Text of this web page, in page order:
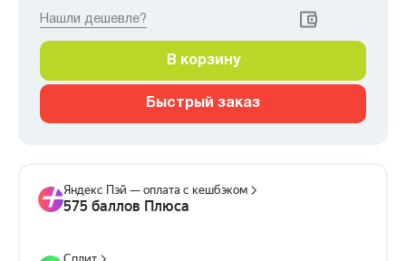
Нашли дешевле?
В корзину
Быстрый заказ